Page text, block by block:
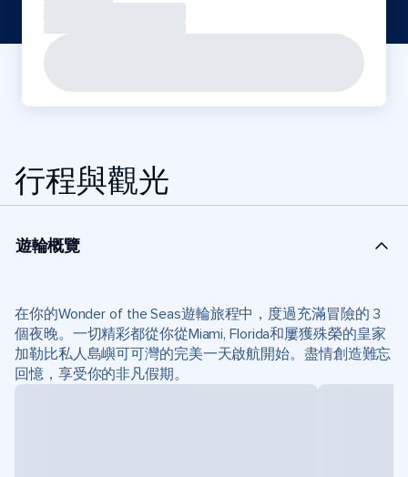
行程與觀光
遊輪概覽
在你的Wonder of the Seas遊輪旅程中，度過充滿冒險的 3
個夜晚。一切精彩都從你從Miami, Florida和屢獲殊榮的皇家
加勒比私人島嶼可可灣的完美一天啟航開始。盡情創造難忘
回憶，享受你的非凡假期。